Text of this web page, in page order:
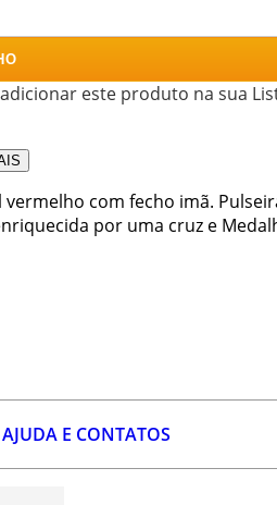
este produto na sua
com fecho imã.
por uma cruz e
AJUDA E CONTATOS